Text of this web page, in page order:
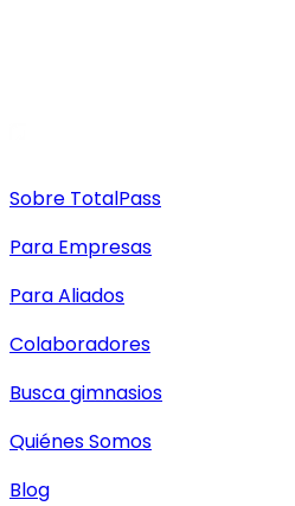
Sobre TotalPass
Para Empresas
Para Aliados
Colaboradores
Busca gimnasios
Quiénes Somos
Blog